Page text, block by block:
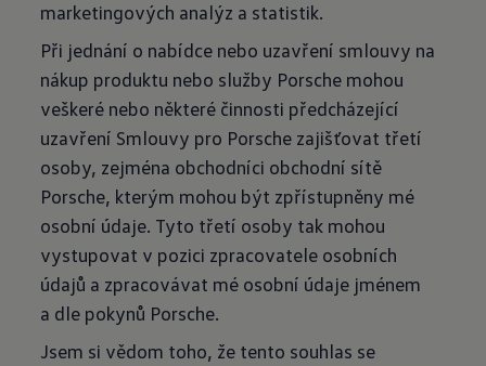
marketingových analýz a statistik.
Při jednání o nabídce nebo uzavření smlouvy na
nákup produktu nebo služby Porsche mohou
veškeré nebo některé činnosti předcházející
uzavření Smlouvy pro Porsche zajišťovat třetí
osoby, zejména obchodníci obchodní sítě
Porsche, kterým mohou být zpřístupněny mé
osobní údaje. Tyto třetí osoby tak mohou
vystupovat v pozici zpracovatele osobních
údajů a zpracovávat mé osobní údaje jménem
a dle pokynů Porsche.
Jsem si vědom toho, že tento souhlas se